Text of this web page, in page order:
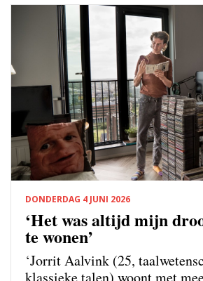
DONDERDAG 4 JUNI 2026
‘Het was altijd mijn
te wonen’
‘Jorrit Aalvink (25,
klassieke talen) woont met